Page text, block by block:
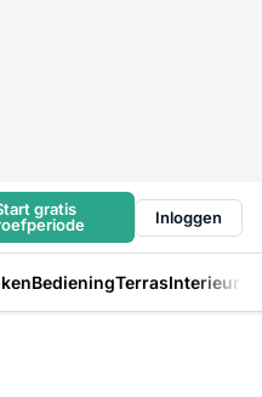
gratis
Inloggen
BedieningTerrasInterieur